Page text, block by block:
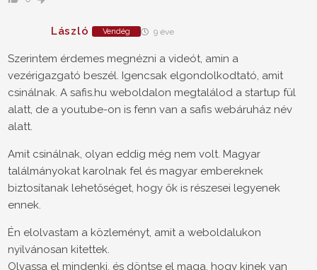
László Vendég 9 éve
Szerintem érdemes megnézni a videót, amin a
vezérigazgató beszél. Igencsak elgondolkodtató, amit
csinálnak. A safis.hu weboldalon megtalálod a startup fül
alatt, de a youtube-on is fenn van a safis webáruház név
alatt.
Amit csinálnak, olyan eddig még nem volt. Magyar
találmányokat karolnak fel és magyar embereknek
biztosítanak lehetőséget, hogy ők is részesei legyenek
ennek.
Én elolvastam a közleményt, amit a weboldalukon
nyilvánosan kitettek.
Olvassa el mindenki, és döntse el maga, hogy kinek van